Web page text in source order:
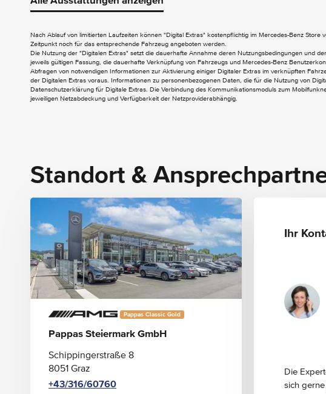
Digitales Extra: Live Traffic Information
Premium
AUDIO & KOMMUNIKATION
Digitales Radio (DAB)
Kombiinstrument mit Farbdisplay
Seitenwand
Nach Ablauf von limitierten Laufzeiten können "Digital Extras" kostenpflichtig im Mercedes-Benz Store
Zeitpunkt noch für das entsprechende Fahrzeug angeboten werden.
Die Nutzung der "Digitalen Extras" setzt die dauerhafte Annahme deren Nutzungsbedingungen und
jeweils gültigen Fassung, die dauerhafte Verknüpfung von Fahrzeugs und Mercedes-Benz
Abfragen von notwendigen Informationen zur Aktivierung einiger Digitaler Extras im verknüpften
der Digitalen Extras voraus. Informationen zu personenbezogenen Daten, die für die Nutzung von
Datenschutzerklärung für Digitale Extras. Die Verbindung des Kommunikationsmoduls zum
jeweiligen Netzabdeckung und Verfügbarkeit der Netzproviderabhängig.
Standort &
Pappas Classic Gold
Pappas Steiermark GmbH
Schippingerstraße 8
8051 Graz
+43/316/60760
Ihr
Die
sich